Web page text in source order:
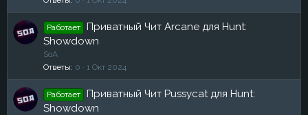
Работает
Приватный Чит Arcane для Hunt:
Showdown
SoA
Ответы 0 1 Окт 2024
Работает
Приватный Чит Pussycat для Hunt:
Showdown